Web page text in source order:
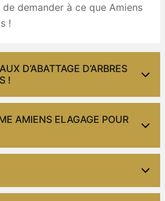
demander à ce que Amiens
!
D’ABATTAGE D’ARBRES
!
AMIENS ELAGAGE POUR